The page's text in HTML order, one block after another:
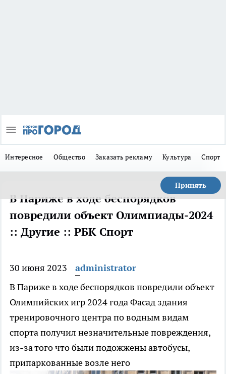
Интересное Общество Заказать рекламу Культура Спорт
Принять
В Париже в ходе беспорядков
повредили объект Олимпиады-2024
:: Другие :: РБК Спорт
30 июня 2023
administrator
В Париже в ходе беспорядков повредили объект
Олимпийских игр 2024 годаФасад здания
тренировочного центра по водным видам
спорта получил незначительные повреждения,
из-за того что были подожжены автобусы,
припаркованные возле него